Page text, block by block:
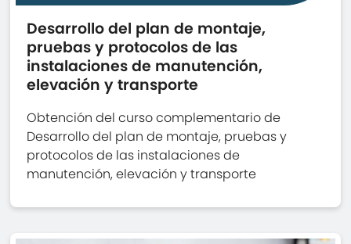
Desarrollo del plan de montaje,
pruebas y protocolos de las
instalaciones de manutención,
elevación y transporte
Obtención del curso complementario de
Desarrollo del plan de montaje, pruebas y
protocolos de las instalaciones de
manutención, elevación y transporte